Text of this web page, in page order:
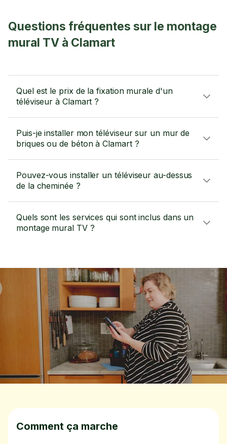
Questions fréquentes sur le montage
mural TV à Clamart
Quel est le prix de la fixation murale d'un
téléviseur à Clamart ?
Puis-je installer mon téléviseur sur un mur de
briques ou de béton à Clamart ?
Pouvez-vous installer un téléviseur au-dessus
de la cheminée ?
Quels sont les services qui sont inclus dans un
montage mural TV ?
Comment ça marche